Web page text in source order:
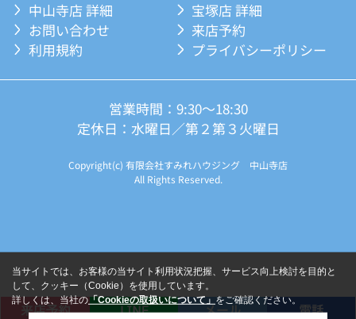
中山寺店 詳細
宝塚店 詳細
お問い合わせ
来店予約
利用規約
プライバシーポリシー
営業時間：9:30～18:30
定休日：水曜日／第２第３火曜日
Copyright(c) 有限会社すみれハウジング 中山寺店
All Rights Reserved.
当サイトでは、お客様の当サイト利用状況把握、サービス向上検討を目的と
して、クッキー（Cookie）を使用しています。
詳しくは、当社の「Cookieの取扱いについて」をご確認ください。